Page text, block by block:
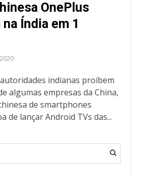
OnePlus
Índia em 1
indianas proíbem
algumas empresas da China,
de smartphones
de lançar Android TVs das...